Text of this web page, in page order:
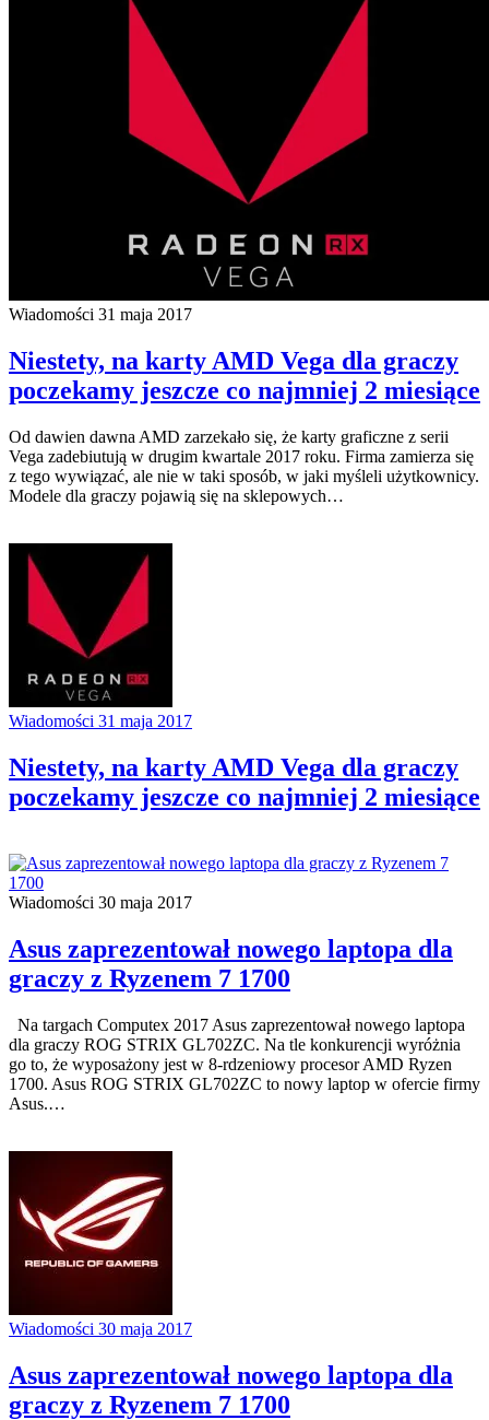
Wiadomości 31 maja 2017
Niestety, na karty AMD Vega dla graczy
poczekamy jeszcze co najmniej 2 miesiące
Od dawien dawna AMD zarzekało się, że karty graficzne z serii
Vega zadebiutują w drugim kwartale 2017 roku. Firma zamierza się
z tego wywiązać, ale nie w taki sposób, w jaki myśleli użytkownicy.
Modele dla graczy pojawią się na sklepowych…
Wiadomości 31 maja 2017
Niestety, na karty AMD Vega dla graczy
poczekamy jeszcze co najmniej 2 miesiące
Wiadomości 30 maja 2017
Asus zaprezentował nowego laptopa dla
graczy z Ryzenem 7 1700
Na targach Computex 2017 Asus zaprezentował nowego laptopa
dla graczy ROG STRIX GL702ZC. Na tle konkurencji wyróżnia
go to, że wyposażony jest w 8-rdzeniowy procesor AMD Ryzen
1700. Asus ROG STRIX GL702ZC to nowy laptop w ofercie firmy
Asus.…
Wiadomości 30 maja 2017
Asus zaprezentował nowego laptopa dla
graczy z Ryzenem 7 1700